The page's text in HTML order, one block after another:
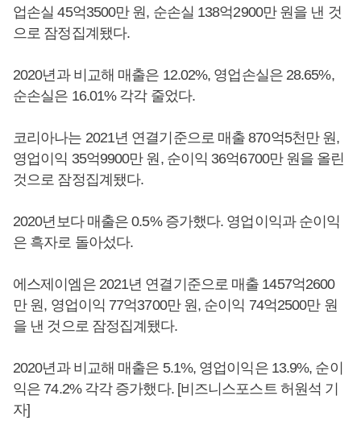
업손실 45억3500만 원, 순손실 138억2900만 원을 낸 것
으로 잠정집계됐다.
2020년과 비교해 매출은 12.02%, 영업손실은 28.65%,
순손실은 16.01% 각각 줄었다.
코리아나는 2021년 연결기준으로 매출 870억5천만 원,
영업이익 35억9900만 원, 순이익 36억6700만 원을 올린
것으로 잠정집계됐다.
2020년보다 매출은 0.5% 증가했다. 영업이익과 순이익
은 흑자로 돌아섰다.
에스제이엠은 2021년 연결기준으로 매출 1457억2600
만 원, 영업이익 77억3700만 원, 순이익 74억2500만 원
을 낸 것으로 잠정집계됐다.
2020년과 비교해 매출은 5.1%, 영업이익은 13.9%, 순이
익은 74.2% 각각 증가했다. [비즈니스포스트 허원석 기
자]